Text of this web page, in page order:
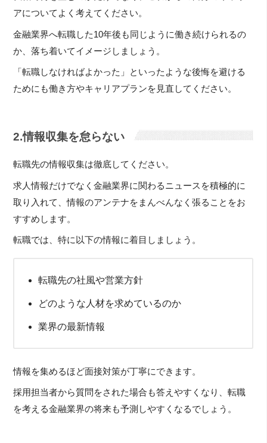
アについてよく考えてください。
金融業界へ転職した10年後も同じように働き続けられるの
か、落ち着いてイメージしましょう。
「転職しなければよかった」といったような後悔を避ける
ためにも働き方やキャリアプランを見直してください。
2.情報収集を怠らない
転職先の情報収集は徹底してください。
求人情報だけでなく金融業界に関わるニュースを積極的に
取り入れて、情報のアンテナをまんべんなく張ることをお
すすめします。
転職では、特に以下の情報に着目しましょう。
転職先の社風や営業方針
どのような人材を求めているのか
業界の最新情報
情報を集めるほど面接対策が丁寧にできます。
採用担当者から質問をされた場合も答えやすくなり、転職
を考える金融業界の将来も予測しやすくなるでしょう。